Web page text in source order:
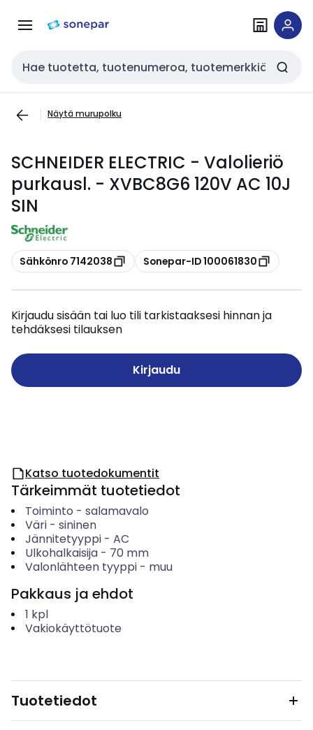
navigointiinsisältöön
Haku
Näytä murupolku
SCHNEIDER ELECTRIC - Valolieriö
purkausl. - XVBC8G6 120V AC 10J
SIN
Kopioi
Sähkönro 7142038 Kopioi
Sonepar-ID 100061830
Kirjaudu sisään tai luo tili tarkistaaksesi hinnan ja
tehdäksesi tilauksen
Kirjaudu
Katso tuotedokumentit
Tärkeimmät tuotetiedot
Toiminto - salamavalo
Väri- sininen
Jännitetyyppi- AC
Ulkohalkaisija- 70 mm
Valonlähteen tyyppi- muu
Pakkaus ja ehdot
1 kpl
Vakiokäyttötuote
Tuotetiedot